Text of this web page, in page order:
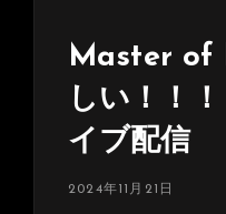
Master of
しい！！
イブ配信
投
2024年11月21日